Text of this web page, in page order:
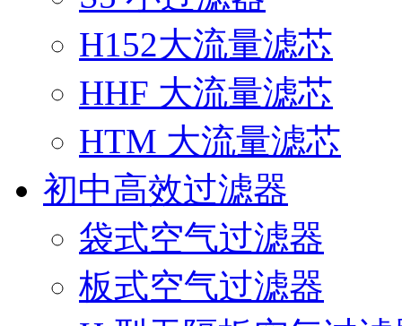
H152大流量滤芯
HHF 大流量滤芯
HTM 大流量滤芯
初中高效过滤器
袋式空气过滤器
板式空气过滤器